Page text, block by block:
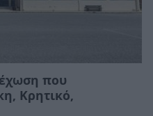
που
Κρητικό,